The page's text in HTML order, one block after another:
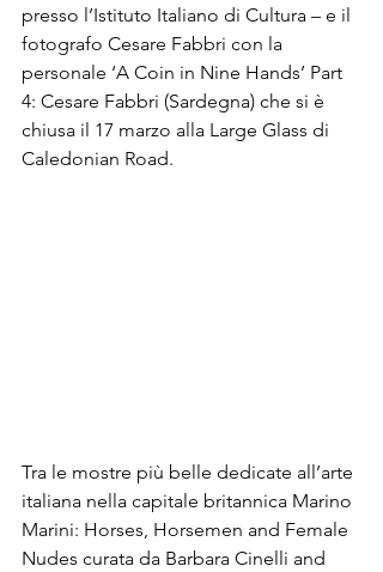
presso l’Istituto Italiano di Cultura – e il
fotografo Cesare Fabbri con la
personale ‘A Coin in Nine Hands’ Part
4: Cesare Fabbri (Sardegna) che si è
chiusa il 17 marzo alla Large Glass di
Caledonian Road.
Tra le mostre più belle dedicate all’arte
italiana nella capitale britannica Marino
Marini: Horses, Horsemen and Female
Nudes curata da Barbara Cinelli and